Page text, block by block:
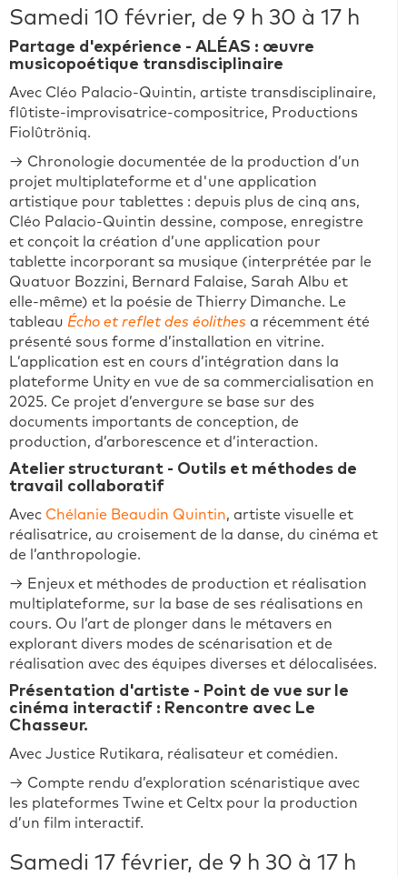
Samedi 10 février, de 9 h 30 à 17 h
Partage d'expérience - ALÉAS : œuvre
musicopoétique transdisciplinaire
Avec Cléo Palacio-Quintin, artiste transdisciplinaire,
flûtiste-improvisatrice-compositrice, Productions
Fiolûtröniq.
→ Chronologie documentée de la production d’un
projet multiplateforme et d'une application
artistique pour tablettes : depuis plus de cinq ans,
Cléo Palacio-Quintin dessine, compose, enregistre
et conçoit la création d’une application pour
tablette incorporant sa musique (interprétée par le
Quatuor Bozzini, Bernard Falaise, Sarah Albu et
elle-même) et la poésie de Thierry Dimanche. Le
tableau Écho et reflet des éolithes a récemment été
présenté sous forme d’installation en vitrine.
L’application est en cours d’intégration dans la
plateforme Unity en vue de sa commercialisation en
2025. Ce projet d’envergure se base sur des
documents importants de conception, de
production, d’arborescence et d’interaction.
Atelier structurant - Outils et méthodes de
travail collaboratif
Avec Chélanie Beaudin Quintin, artiste visuelle et
réalisatrice, au croisement de la danse, du cinéma et
de l’anthropologie.
→ Enjeux et méthodes de production et réalisation
multiplateforme, sur la base de ses réalisations en
cours. Ou l’art de plonger dans le métavers en
explorant divers modes de scénarisation et de
réalisation avec des équipes diverses et délocalisées.
Présentation d'artiste - Point de vue sur le
cinéma interactif : Rencontre avec Le
Chasseur.
Avec Justice Rutikara, réalisateur et comédien.
→ Compte rendu d’exploration scénaristique avec
les plateformes Twine et Celtx pour la production
d’un film interactif.
Samedi 17 février, de 9 h 30 à 17 h